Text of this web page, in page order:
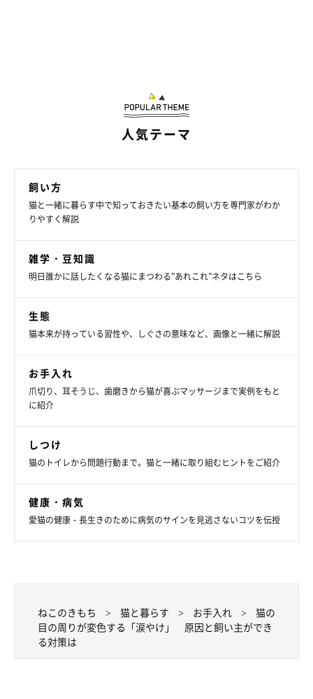
人気テーマ
飼い方
猫と一緒に暮らす中で知っておきたい基本の飼い方を専門家がわか
りやすく解説
雑学・豆知識
明日誰かに話したくなる猫にまつわる”あれこれ”ネタはこちら
生態
猫本来が持っている習性や、しぐさの意味など、画像と一緒に解説
お手入れ
爪切り、耳そうじ、歯磨きから猫が喜ぶマッサージまで実例をもと
に紹介
しつけ
猫のトイレから問題行動まで。猫と一緒に取り組むヒントをご紹介
健康・病気
愛猫の健康・長生きのために病気のサインを見逃さないコツを伝授
ねこのきもち 猫と暮らす お手入れ
猫の
目の周りが変色する「涙やけ」 原因と飼い主ができ
る対策は